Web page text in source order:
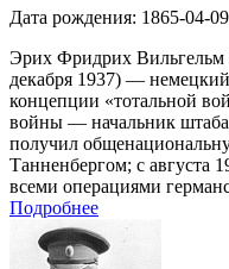
Дата рождения: 1865-04-
Эрих Фридрих
декабря 1937) —
концепции «тотальной
войны — начальник штаба
получил
Танненбергом; с августа
всеми операциями
Подробнее